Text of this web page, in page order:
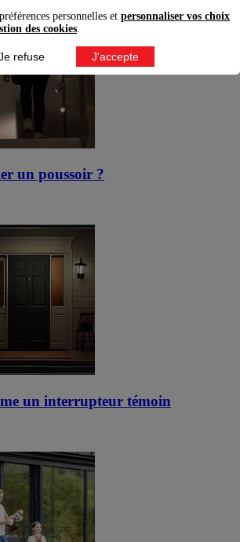
un poussoir ?
un interrupteur témoin
personnelles et personnaliser vos choix
des cookies.
refuse J'accepte